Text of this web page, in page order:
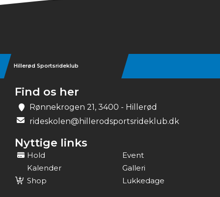
Hillerød Sportsrideklub
Find os her
Rønnekrogen 21, 3400 - Hillerød
rideskolen@hillerodsportsrideklub.dk
Nyttige links
Hold
Event
Kalender
Galleri
Shop
Lukkedage